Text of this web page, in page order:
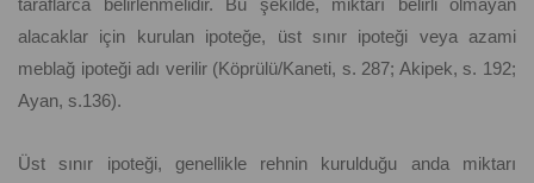
alacaklar için kurulan ipoteğe, üst sınır ipoteği veya azami
meblağ ipoteği adı verilir (Köprülü/Kaneti, s. 287; Akipek, s. 192;
Ayan, s.136).
Üst sınır ipoteği, genellikle rehnin kurulduğu anda miktarı